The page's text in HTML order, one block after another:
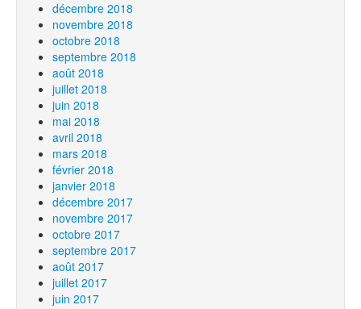
décembre 2018
novembre 2018
octobre 2018
septembre 2018
août 2018
juillet 2018
juin 2018
mai 2018
avril 2018
mars 2018
février 2018
janvier 2018
décembre 2017
novembre 2017
octobre 2017
septembre 2017
août 2017
juillet 2017
juin 2017